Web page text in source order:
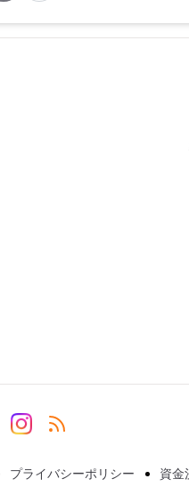
プライバシーポリシー
資金